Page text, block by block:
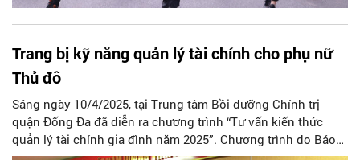
Trang bị kỹ năng quản lý tài chính cho phụ nữ
Thủ đô
Sáng ngày 10/4/2025, tại Trung tâm Bồi dưỡng Chính trị
quận Đống Đa đã diễn ra chương trình “Tư vấn kiến thức
quản lý tài chính gia đình năm 2025”. Chương trình do Báo
Phụ nữ Thủ đô phối hợp với Công ty Tài chính TNHH MTV